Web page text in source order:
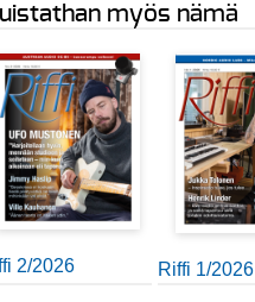
myös nämä
2/2026 Riffi 1/2026